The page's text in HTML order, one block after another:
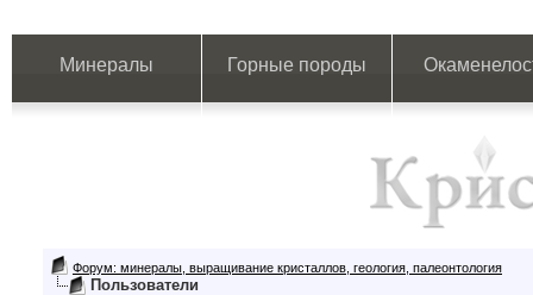
Минералы Горные породы
Форум: минералы, выращивание кристаллов, геология, палеонтология
Пользователи